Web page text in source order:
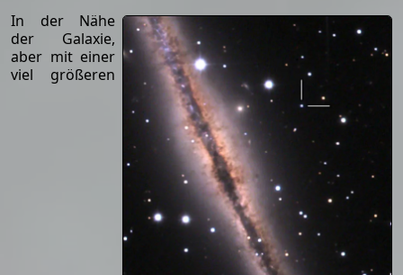
In der Nähe
der Galaxie,
aber mit einer
viel größeren